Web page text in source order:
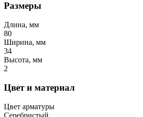
Размеры
Длина, мм
80
Ширина, мм
34
Высота, мм
2
Цвет и материал
Цвет арматуры
Серебристый